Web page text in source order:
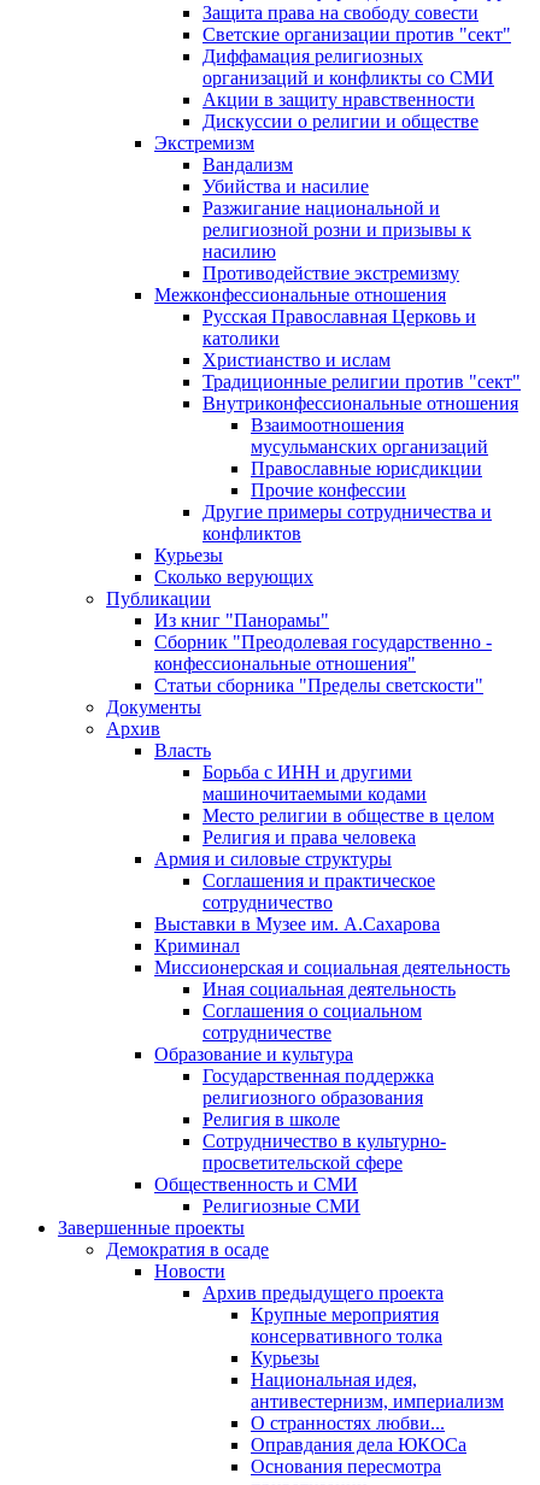
Защита права на свободу совести
Светские организации против "сект"
Диффамация религиозных
организаций и конфликты со СМИ
Акции в защиту нравственности
Дискуссии о религии и обществе
Экстремизм
Вандализм
Убийства и насилие
Разжигание национальной и
религиозной розни и призывы к
насилию
Противодействие экстремизму
Межконфессиональные отношения
Русская Православная Церковь и
католики
Христианство и ислам
Традиционные религии против "сект"
Внутриконфессиональные отношения
Взаимоотношения
мусульманских организаций
Православные юрисдикции
Прочие конфессии
Другие примеры сотрудничества и
конфликтов
Курьезы
Сколько верующих
Публикации
Из книг "Панорамы"
Сборник "Преодолевая государственно -
конфессиональные отношения"
Статьи сборника "Пределы светскости"
Документы
Архив
Власть
Борьба с ИНН и другими
машиночитаемыми кодами
Место религии в обществе в целом
Религия и права человека
Армия и силовые структуры
Соглашения и практическое
сотрудничество
Выставки в Музее им. А.Сахарова
Криминал
Миссионерская и социальная деятельность
Иная социальная деятельность
Соглашения о социальном
сотрудничестве
Образование и культура
Государственная поддержка
религиозного образования
Религия в школе
Сотрудничество в культурно-
просветительской сфере
Общественность и СМИ
Религиозные СМИ
Завершенные проекты
Демократия в осаде
Новости
Архив предыдущего проекта
Крупные мероприятия
консервативного толка
Курьезы
Национальная идея,
антивестернизм, империализм
О странностях любви...
Оправдания дела ЮКОСа
Основания пересмотра